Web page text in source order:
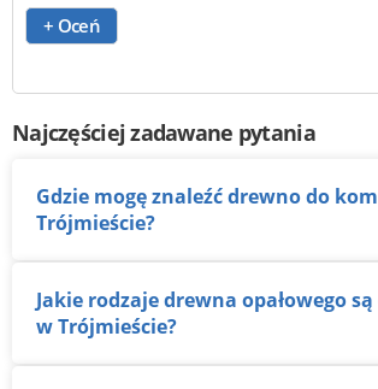
+ Oceń
Najczęściej zadawane pytania
Gdzie mogę znaleźć drewno do kominka w
Trójmieście?
Jakie rodzaje drewna opałowego są dostępne
w Trójmieście?